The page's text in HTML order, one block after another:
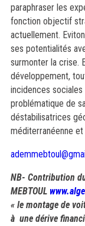
paraphraser les
fonction objectif
actuellement.
ses potentialités
surmonter la crise.
développement,
incidences
problématique de
déstabilisatrices
méditerranéenne
NB- Contribution
MEBTOUL
« le montage de
à une dérive